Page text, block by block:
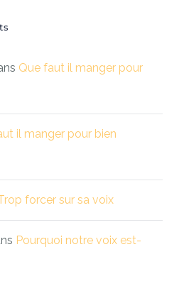
Que faut il manger pour
il manger pour bien
forcer sur sa voix
Pourquoi notre voix est-